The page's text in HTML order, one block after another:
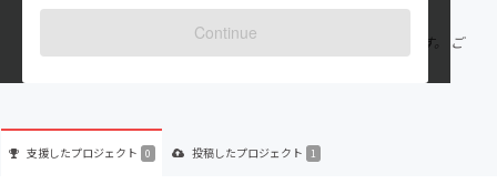
Continue
出身国：日本 出身地：未設定
どるめるプロジェクト運営です。 運営や製作メンバーも募集中です。 ご
連絡は idolatry@outlook.jp までお願いいたします。
支援したプロジェクト 0 投稿したプロジェクト 1